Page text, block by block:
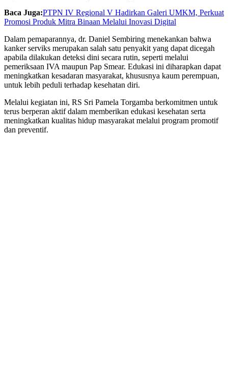
Baca Juga:PTPN IV Regional V Hadirkan Galeri UMKM, Perkuat
Promosi Produk Mitra Binaan Melalui Inovasi Digital
Dalam pemaparannya, dr. Daniel Sembiring menekankan bahwa
kanker serviks merupakan salah satu penyakit yang dapat dicegah
apabila dilakukan deteksi dini secara rutin, seperti melalui
pemeriksaan IVA maupun Pap Smear. Edukasi ini diharapkan dapat
meningkatkan kesadaran masyarakat, khususnya kaum perempuan,
untuk lebih peduli terhadap kesehatan diri.
Melalui kegiatan ini, RS Sri Pamela Torgamba berkomitmen untuk
terus berperan aktif dalam memberikan edukasi kesehatan serta
meningkatkan kualitas hidup masyarakat melalui program promotif
dan preventif.